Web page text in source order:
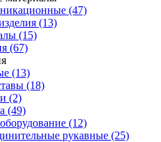
(47)
(13)
(15)
(67)
(13)
(18)
(2)
(49)
(12)
рукавные (25)